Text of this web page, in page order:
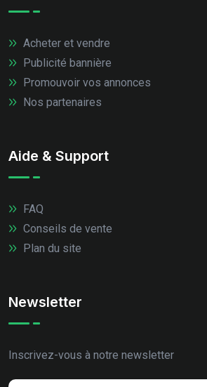
Acheter et vendre
Publicité bannière
Promouvoir vos annonces
Nos partenaires
Aide & Support
FAQ
Conseils de vente
Plan du site
Newsletter
Inscrivez-vous à notre newsletter